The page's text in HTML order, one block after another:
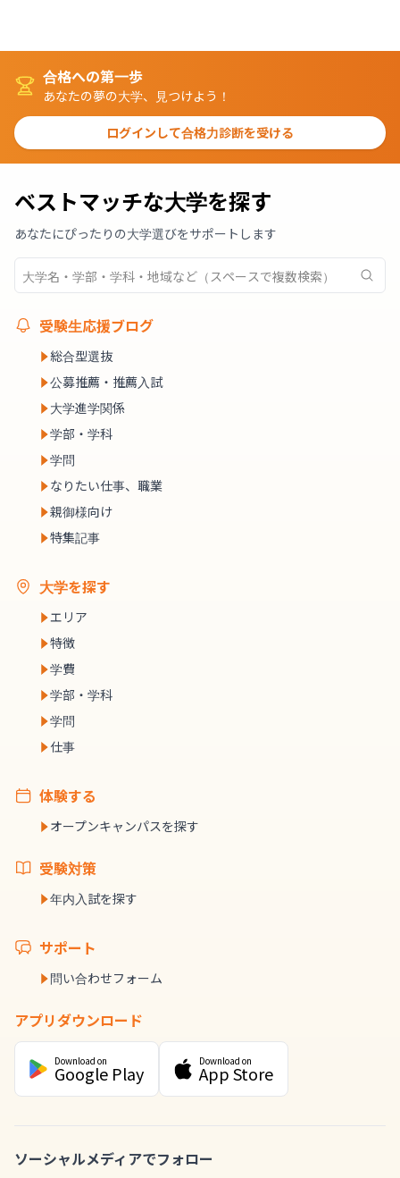
合格への第一歩
あなたの夢の大学、見つけよう！
ログインして合格力診断を受ける
ベストマッチな大学を探す
あなたにぴったりの大学選びをサポートします
受験生応援ブログ
総合型選抜
公募推薦・推薦入試
大学進学関係
学部・学科
学問
なりたい仕事、職業
親御様向け
特集記事
大学を探す
エリア
特徴
学費
学部・学科
学問
仕事
体験する
オープンキャンパスを探す
受験対策
年内入試を探す
サポート
問い合わせフォーム
アプリダウンロード
Download on
Google Play
Download on
App Store
ソーシャルメディアでフォロー